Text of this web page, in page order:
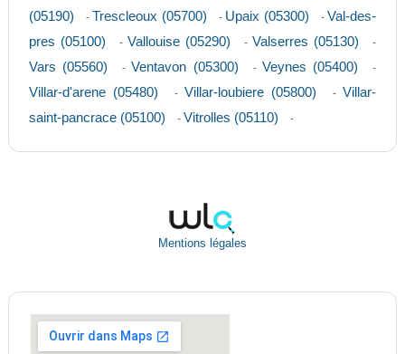
(05190)
- Trescleoux (05700) - Upaix (05300) - Val-des-
pres (05100)
- Vallouise (05290) - Valserres (05130) -
Vars (05560) - Ventavon (05300) - Veynes (05400) -
Villar-d'arene (05480) - Villar-loubiere (05800) - Villar-
saint-pancrace (05100)
- Vitrolles (05110) -
Mentions légales